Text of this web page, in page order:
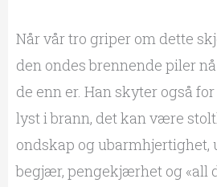
Når vår tro griper om dette
den ondes brennende piler
de enn er. Han skyter også
lyst i brann, det kan være
ondskap og ubarmhjertighet,
begjær, pengekjærhet og «all